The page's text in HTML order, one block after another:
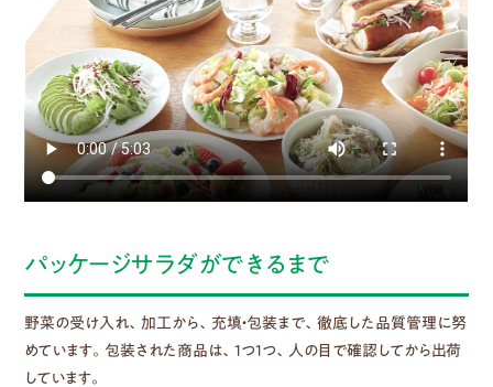
パッケージサラダができるまで
野菜の受け入れ、加工から、充填・包装まで、徹底した品質管理に努
めています。包装された商品は、1つ1つ、人の目で確認してから出荷
しています。